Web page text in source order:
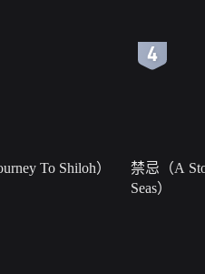
To Shiloh）
禁忌（A
Seas）